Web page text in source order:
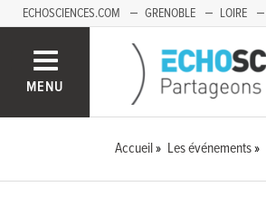
ECHOSCIENCES.COM GRENOBLE LOIRE
MENU
Accueil Les événements